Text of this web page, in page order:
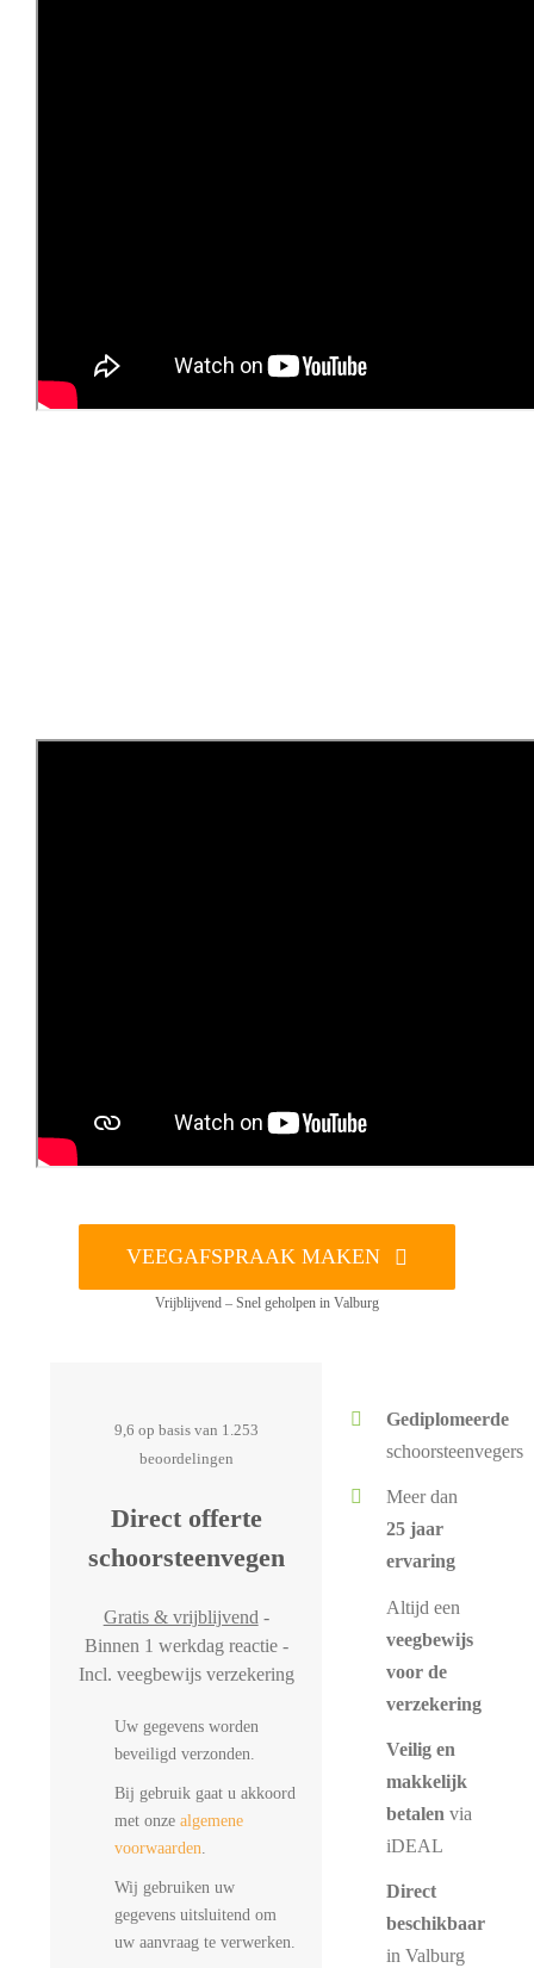
VEEGAFSPRAAK MAKEN
Vrijblijvend – Snel geholpen in Valburg
9,6 op basis van 1.253
beoordelingen
Direct offerte
schoorsteenvegen
Gratis & vrijblijvend -
Binnen 1 werkdag reactie -
Incl. veegbewijs verzekering
Uw gegevens worden
beveiligd verzonden.
Bij gebruik gaat u akkoord
met onze algemene
voorwaarden.
Wij gebruiken uw
gegevens uitsluitend om
uw aanvraag te verwerken.
Gediplomeerde
schoorsteenvegers
Meer dan
25 jaar
ervaring
Altijd een
veegbewijs
voor de
verzekering
Veilig en
makkelijk
betalen via
iDEAL
Direct
beschikbaar
in Valburg